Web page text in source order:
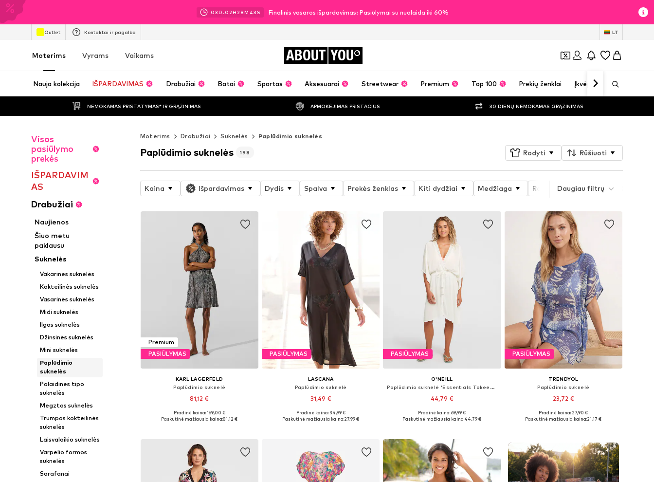
03D.02H 28M 41 S Finalinis vasaros išpardavimas: Pasiūlymai su nuolaida iki 60%
Outlet Kontaktai ir pagalba LT
Moterims Vyrams Vaikams ABOUT YOU
Nauja kolekcija IŠPARDAVIMAS Drabužiai Batai Sportas Aksesuarai Streetwear Premium Top 100 Prekių ženklai Įkvėpimas
NEMOKAMAS PRISTATYMAS* IR GRĄŽINIMAS APMOKĖJIMAS PRISTAČIUS 30 DIENŲ NEMOKAMAS GRĄŽINIMAS
Visos
pasiūlymo
prekės
IŠPARDAVIM
AS
Drabužiai
Naujienos
Šiuo metu
paklausu
Suknelės
Vakarinės suknelės
Kokteilinės suknelės
Vasarinės suknelės
Midi suknelės
Ilgos suknelės
Džinsinės suknelės
Mini suknelės
Paplūdimio
suknelės
Palaidinės tipo
suknelės
Megztos suknelės
Trumpos kokteilinės
suknelės
Laisvalaikio suknelės
Varpelio formos
suknelės
Sarafanai
Moterims Drabužiai Suknelės Paplūdimio suknelės
Paplūdimio suknelės 198 Rodyti Rūšiuoti
Kaina Išpardavimas Dydis Spalva Prekės ženklas Kiti dydžiai Medžiaga Raštas Prekės savybės
Daugiau filtrų
Premium
PASIŪLYMAS
KARL LAGERFELD
Paplūdimio suknelė
81,12 €
Galimi dydžiai: 36, 38, 40, 42
Pradinė kaina: 169,00 €
Paskutinė mažiausia kaina:81,12 €
PASIŪLYMAS
LASCANA
Paplūdimio suknelė
31,49 €
Galimi dydžiai: 36, 38, 40, 42, 44
Pradinė kaina: 34,99 €
Paskutinė mažiausia kaina:27,99 €
PASIŪLYMAS
O'NEILL
Paplūdimio suknelė 'Essentials Tokeena'
44,79 €
Galimi dydžiai: 36, 38, 40
Pradinė kaina: 69,99 €
Paskutinė mažiausia kaina:44,79 €
PASIŪLYMAS
TRENDYOL
Paplūdimio suknelė
23,72 €
Galimi dydžiai: 34-42
Pradinė kaina: 27,90 €
Paskutinė mažiausia kaina:21,17 €